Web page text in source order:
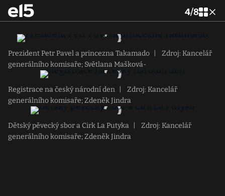
4/8
Prezident Petr Pavel a princezna Takamado
Zdroj: Kancelář
generálního komisaře; Světlana Mašková-
Registrace na český národní den
Zdroj: Kancelář
generálního komisaře; Zdeněk Jindra
Dětský pěvecký sbor a Cirk La Putyka
Zdroj: Kancelář
generálního komisaře; Zdeněk Jindra